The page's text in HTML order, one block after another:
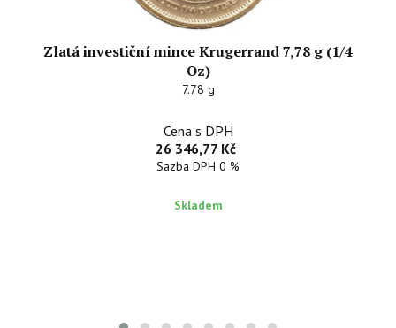
Zlatá investiční mince Krugerrand 7,78 g (1/4
Oz)
7.78 g
Cena s DPH
26 346,77 Kč
Sazba DPH 0 %
Skladem